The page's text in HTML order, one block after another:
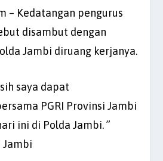
– Kedatangan pengurus
disambut dengan
Jambi diruang kerjanya.
saya dapat
PGRI Provinsi Jambi
ini di Polda Jambi. ”
Jambi